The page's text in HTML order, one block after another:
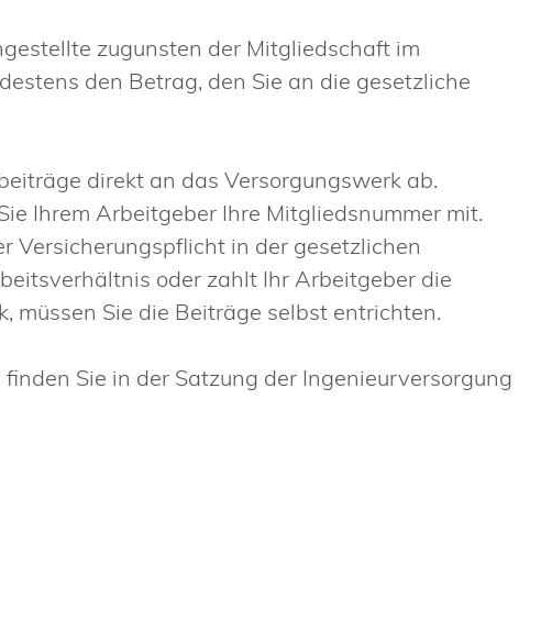
zugunsten der Mitgliedschaft im
den Betrag, den Sie an die gesetzliche
direkt an das Versorgungswerk ab.
Ihrem Arbeitgeber Ihre Mitgliedsnummer mit.
Versicherungspflicht in der gesetzlichen
oder zahlt Ihr Arbeitgeber die
müssen Sie die Beiträge selbst entrichten.
Sie in der Satzung der Ingenieurversorgung